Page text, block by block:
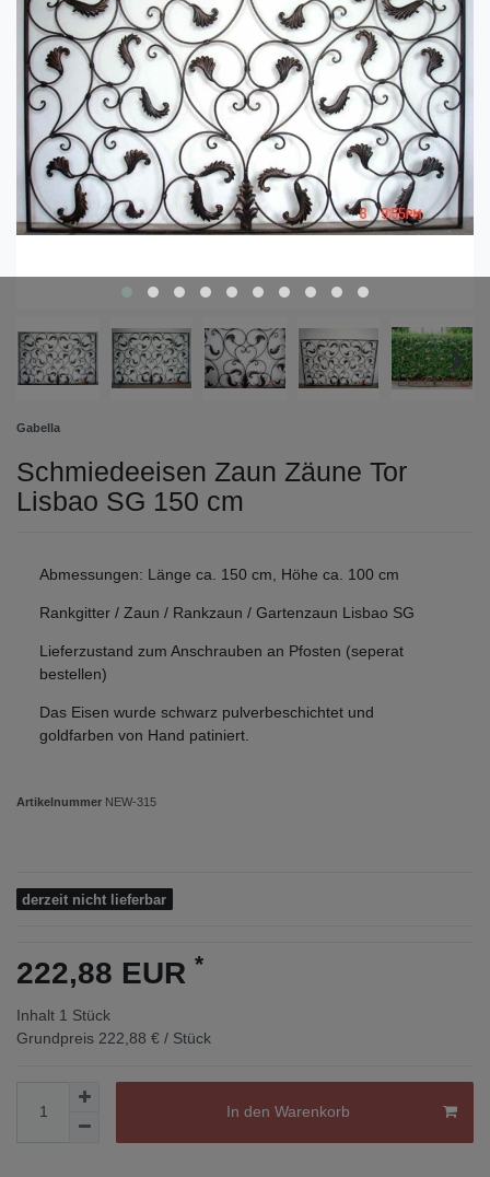
Gabella
Schmiedeeisen Zaun Zäune Tor
Lisbao SG 150 cm
Abmessungen: Länge ca. 150 cm, Höhe ca. 100 cm
Rankgitter / Zaun / Rankzaun / Gartenzaun Lisbao SG
Lieferzustand zum Anschrauben an Pfosten (seperat
bestellen)
Das Eisen wurde schwarz pulverbeschichtet und
goldfarben von Hand patiniert.
Artikelnummer NEW-315
derzeit nicht lieferbar
222,88 EUR *
Inhalt 1 Stück
Grundpreis 222,88 € / Stück
In den Warenkorb